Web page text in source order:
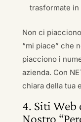
trasformate
Non ci
“mi piace” che
piacciono i
azienda. Con
chiara della tua
4. Siti
Nostro